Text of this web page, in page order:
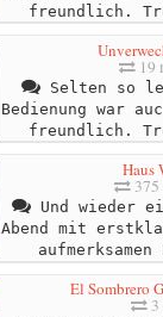
freundlich.
19
Selten so
Bedienung war
freundlich.
Haus
Und wieder
Abend mit
El Sombrero